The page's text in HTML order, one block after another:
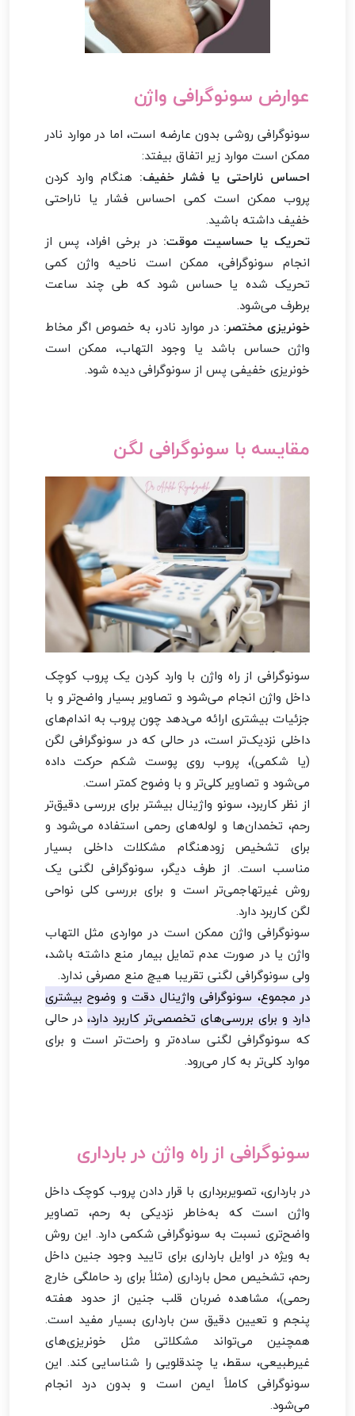
عوارض سونوگرافی واژن
سونوگرافی روشی بدون عارضه است، اما در موارد نادر
ممکن است موارد زیر اتفاق بیفتد:
احساس ناراحتی یا فشار خفیف: هنگام وارد کردن
پروب ممکن است کمی احساس فشار یا ناراحتی
خفیف داشته باشید.
تحریک یا حساسیت موقت: در برخی افراد، پس از
انجام سونوگرافی، ممکن است ناحیه واژن کمی
تحریک شده یا حساس شود که طی چند ساعت
برطرف می‌شود.
خونریزی مختصر: در موارد نادر، به خصوص اگر مخاط
واژن حساس باشد یا وجود التهاب، ممکن است
خونریزی خفیفی پس از سونوگرافی دیده شود.
مقایسه با سونوگرافی لگن
سونوگرافی از راه واژن با وارد کردن یک پروب کوچک
داخل واژن انجام می‌شود و تصاویر بسیار واضح‌تر و با
جزئیات بیشتری ارائه می‌دهد چون پروب به اندام‌های
داخلی نزدیک‌تر است، در حالی که در سونوگرافی لگن
(یا شکمی)، پروب روی پوست شکم حرکت داده
می‌شود و تصاویر کلی‌تر و با وضوح کمتر است.
از نظر کاربرد، سونو واژینال بیشتر برای بررسی دقیق‌تر
رحم، تخمدان‌ها و لوله‌های رحمی استفاده می‌شود و
برای تشخیص زودهنگام مشکلات داخلی بسیار
مناسب است. از طرف دیگر، سونوگرافی لگنی یک
روش غیرتهاجمی‌تر است و برای بررسی کلی نواحی
لگن کاربرد دارد.
سونوگرافی واژن ممکن است در مواردی مثل التهاب
واژن یا در صورت عدم تمایل بیمار منع داشته باشد،
ولی سونوگرافی لگنی تقریبا هیچ منع مصرفی ندارد.
در مجموع، سونوگرافی واژینال دقت و وضوح بیشتری
دارد و برای بررسی‌های تخصصی‌تر کاربرد دارد، در حالی
که سونوگرافی لگنی ساده‌تر و راحت‌تر است و برای
موارد کلی‌تر به کار می‌رود.
سونوگرافی از راه واژن در بارداری
در بارداری، تصویربرداری با قرار دادن پروب کوچک داخل
واژن است که به‌خاطر نزدیکی به رحم، تصاویر
واضح‌تری نسبت به سونوگرافی شکمی دارد. این روش
به ویژه در اوایل بارداری برای تایید وجود جنین داخل
رحم، تشخیص محل بارداری (مثلاً برای رد حاملگی خارج
رحمی)، مشاهده ضربان قلب جنین از حدود هفته
پنجم و تعیین دقیق سن بارداری بسیار مفید است.
همچنین می‌تواند مشکلاتی مثل خونریزی‌های
غیرطبیعی، سقط، یا چندقلویی را شناسایی کند. این
سونوگرافی کاملاً ایمن است و بدون درد انجام
می‌شود.